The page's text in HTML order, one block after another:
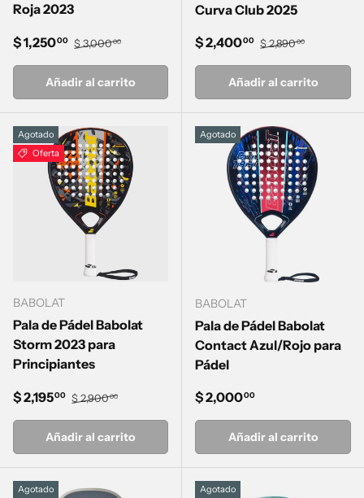
Roja 2023
Precio de venta
$ 1,25000 Precio normal
$ 3,00000
Añadir al carrito
Curva Club 2025
Precio de venta
$ 2,40000 Precio normal
$ 2,89000
Añadir al carrito
Agotado
Oferta
BABOLAT
Pala de Pádel Babolat
Storm 2023 para
Principiantes
Precio de venta
$ 2,19500 Precio normal
$ 2,90000
Añadir al carrito
Agotado
BABOLAT
Pala de Pádel Babolat
Contact Azul/Rojo para
Pádel
Precio normal
$ 2,00000
Añadir al carrito
Agotado
Agotado